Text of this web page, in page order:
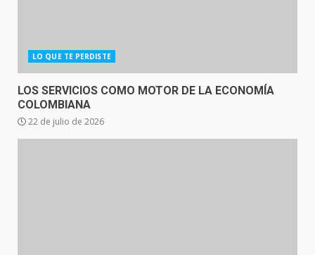
LO QUE TE PERDISTE
LOS SERVICIOS COMO MOTOR DE LA ECONOMÍA
COLOMBIANA
22 de julio de 2026